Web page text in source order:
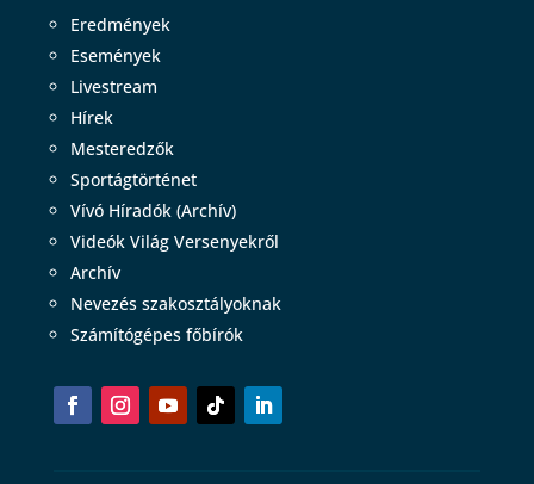
Eredmények
Események
Livestream
Hírek
Mesteredzők
Sportágtörténet
Vívó Híradók (Archív)
Videók Világ Versenyekről
Archív
Nevezés szakosztályoknak
Számítógépes főbírók